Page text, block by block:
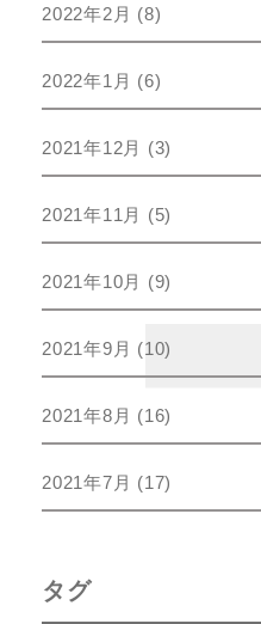
2022年2月 (8)
2022年1月 (6)
2021年12月 (3)
2021年11月 (5)
2021年10月 (9)
2021年9月 (10)
2021年8月 (16)
2021年7月 (17)
タグ